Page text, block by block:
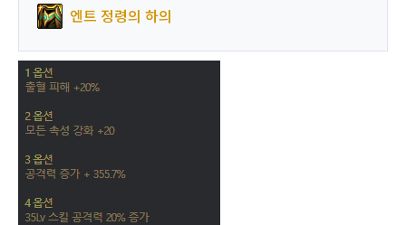
엔트 정령의 하의